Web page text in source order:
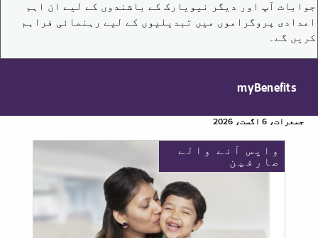
جوابات آپ اور دیگر نیویارک کے باشندوں کے لیے ان اہم
امدادی پروگراموں میں تبدیلیوں کے لیے رہنمائی فراہم
کریں گے۔
myBenefits
جمعرات، 6 اگست، 2026
واپس آنے والے
صارفین